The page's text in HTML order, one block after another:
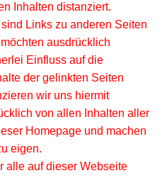
Inhalten distanziert.
Links zu anderen Seiten
ausdrücklich
Einfluss auf die
der gelinkten Seiten
wir uns hiermit
von allen Inhalten aller
Homepage und machen
eigen.
alle auf dieser Webseite